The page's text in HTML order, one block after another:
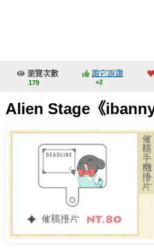
交流中心
會員中心
註冊會員
登入
瀏覽次數
179
跟它說讚
+2
Alien Stage《ibanny